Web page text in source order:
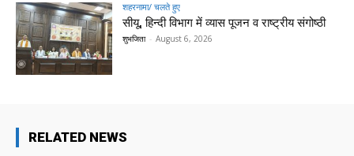
शहरनामा/ चलते हुए
सीयू, हिन्दी विभाग में व्यास पूजन व राष्ट्रीय संगोष्ठी
शुभजिता - August 6, 2026
RELATED NEWS